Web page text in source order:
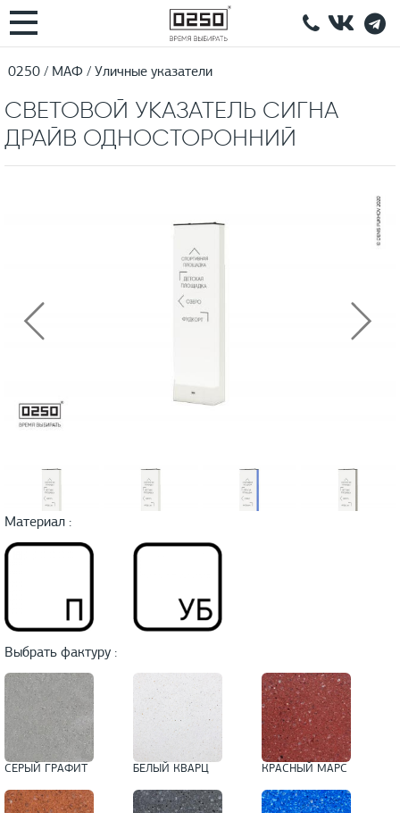
0250 МАФ Уличные указатели
СВЕТОВОЙ УКАЗАТЕЛЬ СИГНА
ДРАЙВ ОДНОСТОРОННИЙ
Материал :
Выбрать фактуру :
СЕРЫЙ ГРАФИТ БЕЛЫЙ КВАРЦ КРАСНЫЙ МАРС